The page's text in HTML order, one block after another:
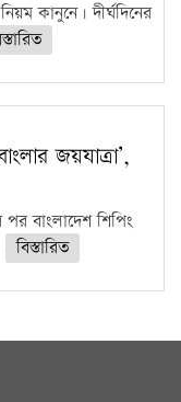
কানুনে। দীর্ঘদিনের
জয়যাত্রা’,
পর বাংলাদেশ শিপিং
বিস্তারিত